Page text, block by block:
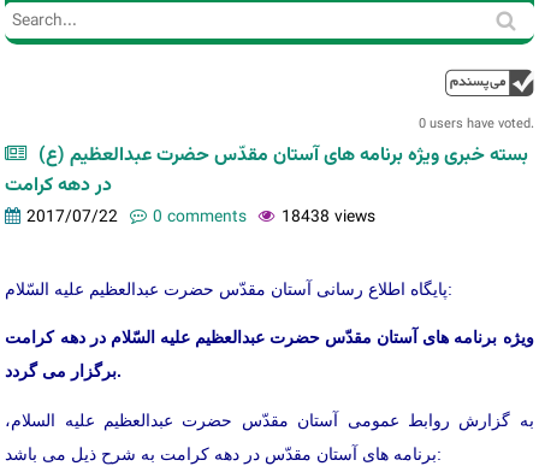
Search
Search
0 users have voted.
بسته خبری ویژه برنامه های آستان مقدّس حضرت عبدالعظیم (ع)
در دهه کرامت
2017/07/22 0 comments 18438 views
پایگاه اطلاع رسانی آستان مقدّس حضرت عبدالعظیم علیه السّلام:
ویژه برنامه های آستان مقدّس حضرت عبدالعظیم علیه السّلام در دهه کرامت
برگزار می گردد.
به گزارش روابط عمومی آستان مقدّس حضرت عبدالعظیم علیه السلام،
برنامه های آستان مقدّس در دهه کرامت به شرح ذیل می باشد: